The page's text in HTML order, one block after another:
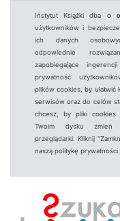
Instytut Książki dba o
użytkowników i
ich danych
odpowiednie
zapobiegające
prywatność
plików cookies, by ułatwić
serwisów oraz do celów
chcesz, by pliki cookies
Twoim dysku zmień
przeglądarki. Kliknij
naszą politykę prywatności.